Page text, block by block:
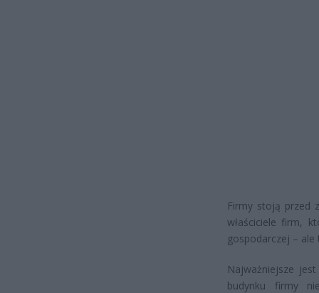
Firmy stoją przed
właściciele firm,
gospodarczej –
Najważniejsze
budynku firmy